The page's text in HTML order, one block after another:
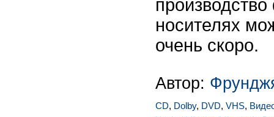
носителях
очень скоро.
Автор:
CD, Dolby, DVD, VHS,